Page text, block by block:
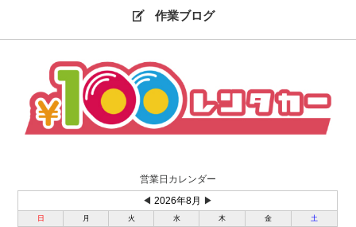
作業ブログ
営業日カレンダー
◀ 2026年8月 ▶
日 月 火 水 木 金
土